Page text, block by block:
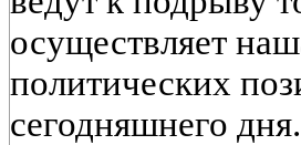
осуществляет
политических
сегодняшнего дня.